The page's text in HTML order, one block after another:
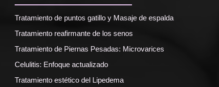
Tratamiento de puntos gatillo y Masaje de espalda
Tratamiento reafirmante de los senos
Tratamiento de Piernas Pesadas: Microvarices
Celulitis: Enfoque actualizado
Tratamiento estético del Lipedema